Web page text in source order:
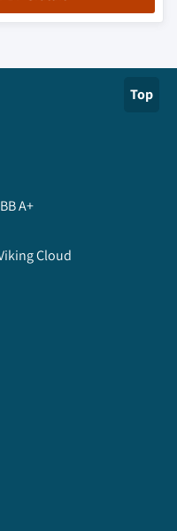
Top
A+
Cloud